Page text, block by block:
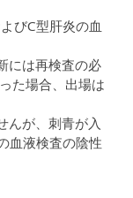
びC型肝炎の血
には再検査の必
た場合、出場は
んが、刺青が入
血液検査の陰性